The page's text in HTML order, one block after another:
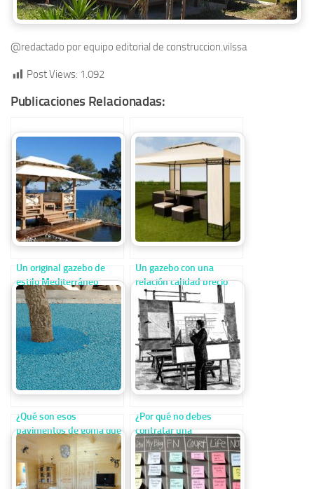
@redactado por equipo editorial de construccion.vilssa
Post Views: 1.092
Publicaciones Relacionadas:
Un original gazebo de
estilo Mediterráneo
Un gazebo con una
relación calidad precio
insuperable
¿Qué son esos
pavimentos de goma que
encontramos en parques
y jardines?
¿Por qué no debes
contratar una
constructora que incluye
el proyecto del
arquitecto?